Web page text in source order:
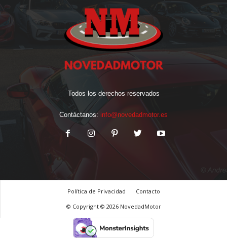
Todos los derechos reservados
Contáctanos: info@novedadmotor.es
Política de Privacidad
Contacto
© Copyright © 2026 NovedadMotor